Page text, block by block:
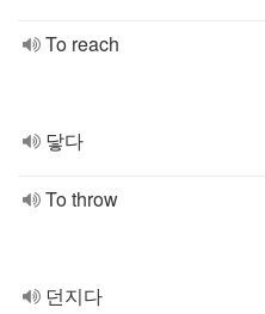
To reach
닿다
To throw
던지다